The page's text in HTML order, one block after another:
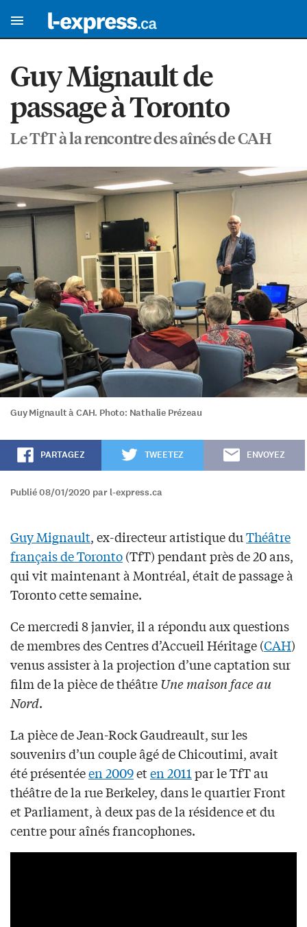
Guy Mignault de
passage à Toronto
Le TfT à la rencontre des aînés de CAH
Guy Mignault à CAH. Photo: Nathalie Prézeau
PARTAGEZ TWEETEZ ENVOYEZ
Publié 08/01/2020 par l-express.ca
Guy Mignault, ex-directeur artistique duThéâtre
français de Toronto(TfT) pendant près de 20 ans,
qui vit maintenant à Montréal, était de passage à
Toronto cette semaine.
Ce mercredi 8 janvier, il a répondu aux questions
de membres des Centres d’Accueil Héritage (CAH)
venus assister à la projection d’une captation sur
film de la pièce de théâtreUne maison face au
Nord.
La pièce de Jean-Rock Gaudreault, sur les
souvenirs d’un couple âgé de Chicoutimi, avait
été présentéeen 2009eten 2011par le TfT au
théâtre de la rue Berkeley, dans le quartier Front
et Parliament, à deux pas de la résidence et du
centre pour aînés francophones.